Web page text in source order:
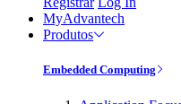
MyAdvantech
Produtos
Embedded Computing